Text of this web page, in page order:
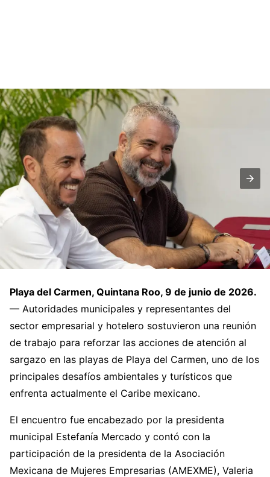
Playa del Carmen, Quintana Roo, 9 de junio de 2026.
— Autoridades municipales y representantes del
sector empresarial y hotelero sostuvieron una reunión
de trabajo para reforzar las acciones de atención al
sargazo en las playas de Playa del Carmen, uno de los
principales desafíos ambientales y turísticos que
enfrenta actualmente el Caribe mexicano.
El encuentro fue encabezado por la presidenta
municipal Estefanía Mercado y contó con la
participación de la presidenta de la Asociación
Mexicana de Mujeres Empresarias (AMEXME), Valeria